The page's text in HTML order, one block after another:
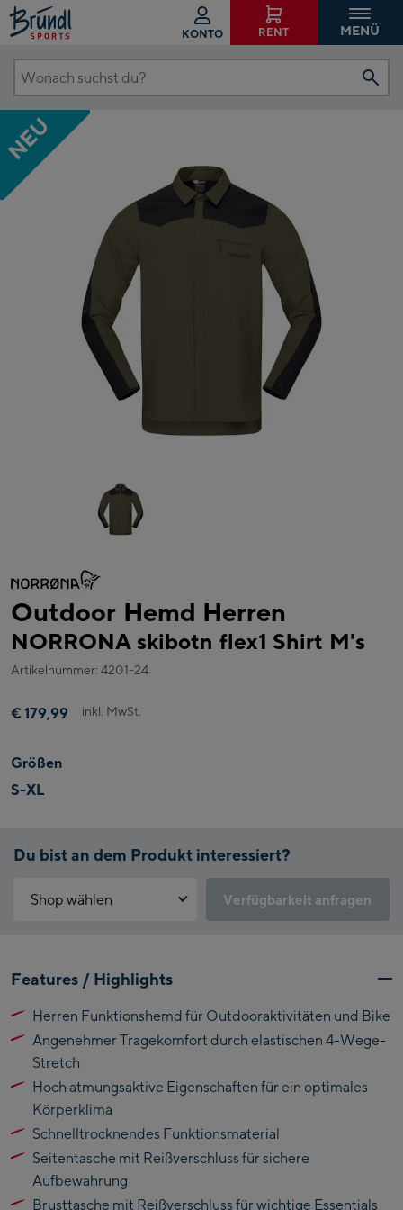
KONTO RENT MENÜ
Wonach
suchst
du?
NEU
Outdoor Hemd Herren
NORRONA skibotn flex1 Shirt M's
Artikelnummer: 4201-24
€ 179,99 inkl. MwSt.
Größen
S-XL
Du bist an dem Produkt interessiert?
Shop wählen
Flagshipstore Kaprun
Maiskogelbahn
Talstation / Valley
station
Kitzsteinhorn
Alpincenter
(Bergstation / Top
station)
Bikeworld Kaprun
Kaprun Outlet
Bike-Servicecenter
Verfügbarkeit anfragen
Klicke hierfür einfach auf folgenden Link.
Click & Reserve zulassen
Features / Highlights
Herren Funktionshemd für Outdooraktivitäten und Bike
Angenehmer Tragekomfort durch elastischen 4-Wege-
Stretch
Hoch atmungsaktive Eigenschaften für ein optimales
Körperklima
Schnelltrocknendes Funktionsmaterial
Seitentasche mit Reißverschluss für sichere
Aufbewahrung
Brusttasche mit Reißverschluss für wichtige Essentials